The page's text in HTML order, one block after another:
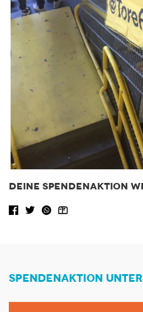
DEINE SPENDENAKTION
Facebook share
SPENDENAKTION